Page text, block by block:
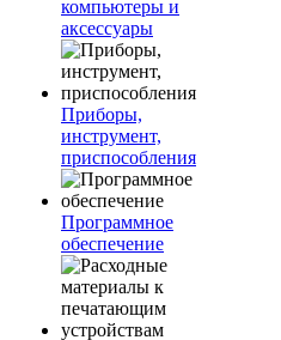
компьютеры и
аксессуары
Приборы,
инструмент,
приспособления
Программное
обеспечение